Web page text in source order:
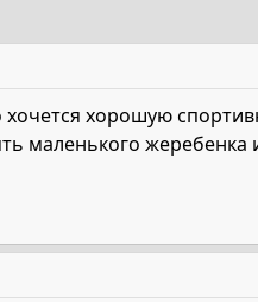
хорошую
маленького жеребенка